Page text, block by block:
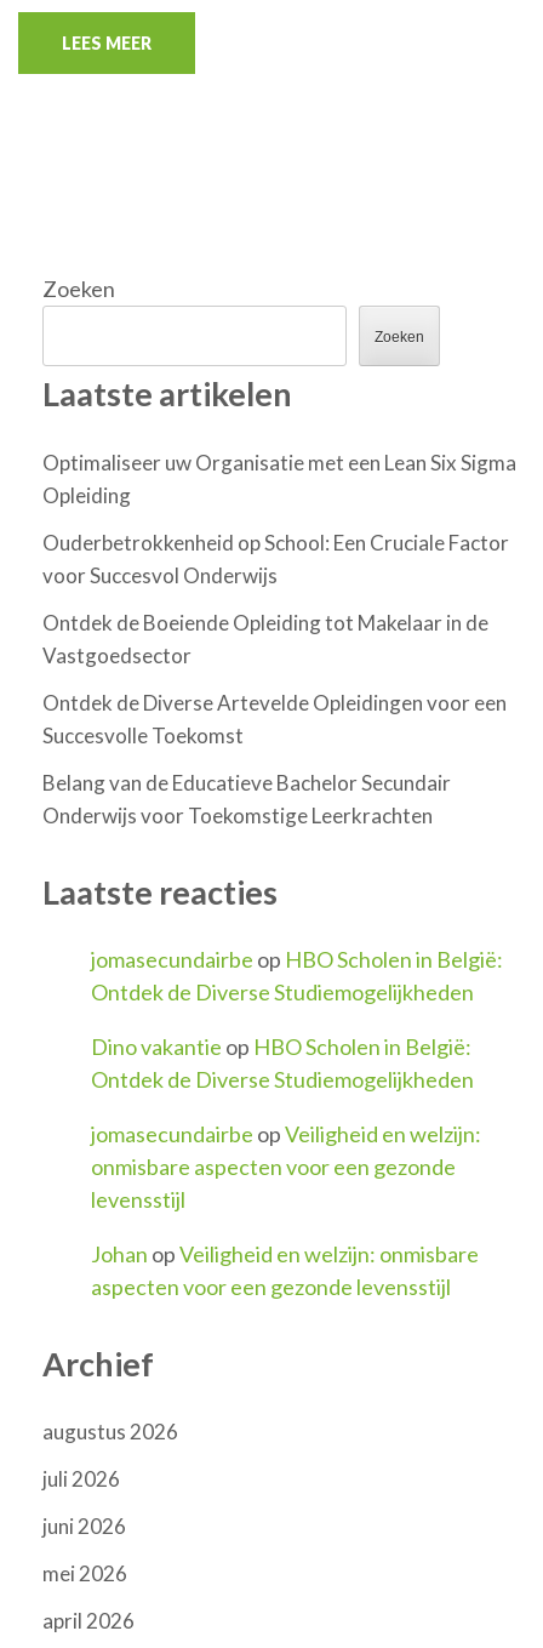
LEES MEER
Zoeken
Zoeken
Laatste artikelen
Optimaliseer uw Organisatie met een Lean Six Sigma
Opleiding
Ouderbetrokkenheid op School: Een Cruciale Factor
voor Succesvol Onderwijs
Ontdek de Boeiende Opleiding tot Makelaar in de
Vastgoedsector
Ontdek de Diverse Artevelde Opleidingen voor een
Succesvolle Toekomst
Belang van de Educatieve Bachelor Secundair
Onderwijs voor Toekomstige Leerkrachten
Laatste reacties
jomasecundairbe op HBO Scholen in België:
Ontdek de Diverse Studiemogelijkheden
Dino vakantie op HBO Scholen in België:
Ontdek de Diverse Studiemogelijkheden
jomasecundairbe opVeiligheid en welzijn:
onmisbare aspecten voor een gezonde
levensstijl
Johan opVeiligheid en welzijn: onmisbare
aspecten voor een gezonde levensstijl
Archief
augustus 2026
juli 2026
juni 2026
mei 2026
april 2026